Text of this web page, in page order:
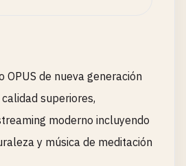
OPUS de nueva generación
superiores,
moderno incluyendo
y música de meditación